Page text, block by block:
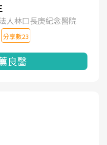
人林口長庚紀念醫院
分享數23
良醫